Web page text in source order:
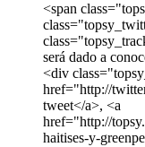
<span
será dado a
<div
href="http://
tweet</a>, <a
href="http://
haitises-y-